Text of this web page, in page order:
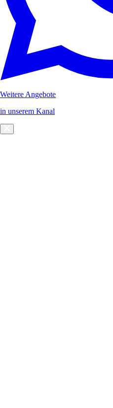
Weitere Angebote
in unserem Kanal